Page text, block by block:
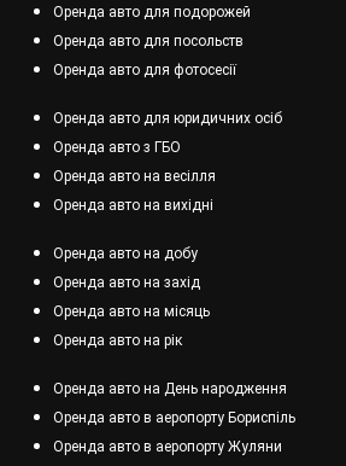
Оренда авто для подорожей
Оренда авто для посольств
Оренда авто для фотосесії
Оренда авто для юридичних осіб
Оренда авто з ГБО
Оренда авто на весілля
Оренда авто на вихідні
Оренда авто на добу
Оренда авто на захід
Оренда авто на місяць
Оренда авто на рік
Оренда авто на День народження
Оренда авто в аеропорту Бориспіль
Оренда авто в аеропорту Жуляни